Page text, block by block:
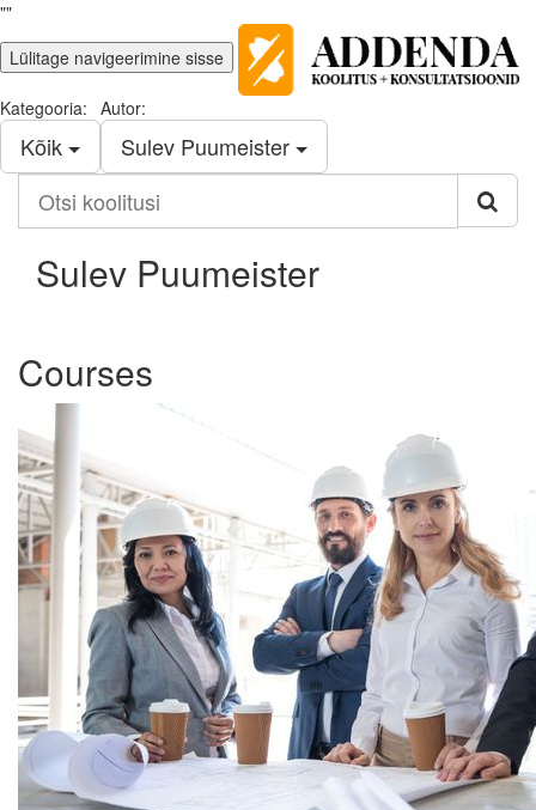
""
Lülitage navigeerimine sisse
Kategooria:
Kõik
Autor:
Sulev Puumeister
koolitusi
Sulev Puumeister
Courses